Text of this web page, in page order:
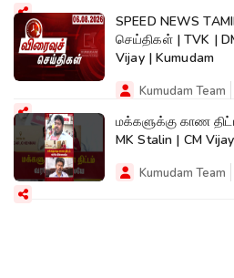
SPEED NEWS
செய்திகள் | TVK |
Vijay | Kumudam
Kumudam Team
மக்களுக்கு காண திட்டம்
MK Stalin | CM
Kumudam Team